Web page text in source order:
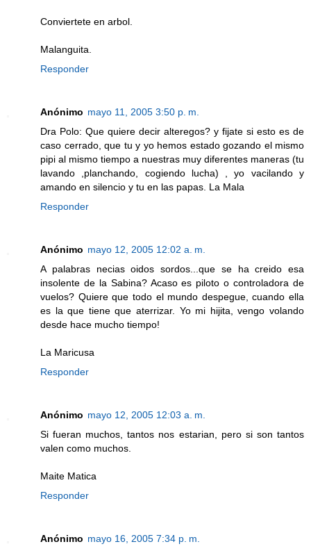
Conviertete en arbol.
Malanguita.
Responder
Anónimo mayo 11, 2005 3:50 p. m.
Dra Polo: Que quiere decir alteregos? y fijate si esto es de
caso cerrado, que tu y yo hemos estado gozando el mismo
pipi al mismo tiempo a nuestras muy diferentes maneras (tu
lavando ,planchando, cogiendo lucha) , yo vacilando y
amando en silencio y tu en las papas. La Mala
Responder
Anónimo mayo 12, 2005 12:02 a. m.
A palabras necias oidos sordos...que se ha creido esa
insolente de la Sabina? Acaso es piloto o controladora de
vuelos? Quiere que todo el mundo despegue, cuando ella
es la que tiene que aterrizar. Yo mi hijita, vengo volando
desde hace mucho tiempo!
La Maricusa
Responder
Anónimo mayo 12, 2005 12:03 a. m.
Si fueran muchos, tantos nos estarian, pero si son tantos
valen como muchos.
Maite Matica
Responder
Anónimo mayo 16, 2005 7:34 p. m.